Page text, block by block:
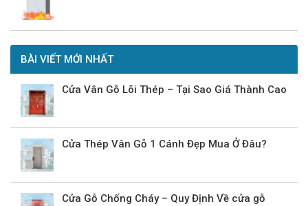
BÀI VIẾT MỚI NHẤT
Cửa Vân Gỗ Lõi Thép – Tại Sao Giá Thành Cao
Cửa Thép Vân Gỗ 1 Cánh Đẹp Mua Ở Đâu?
Cửa Gỗ Chống Cháy – Quy Định Về cửa gỗ